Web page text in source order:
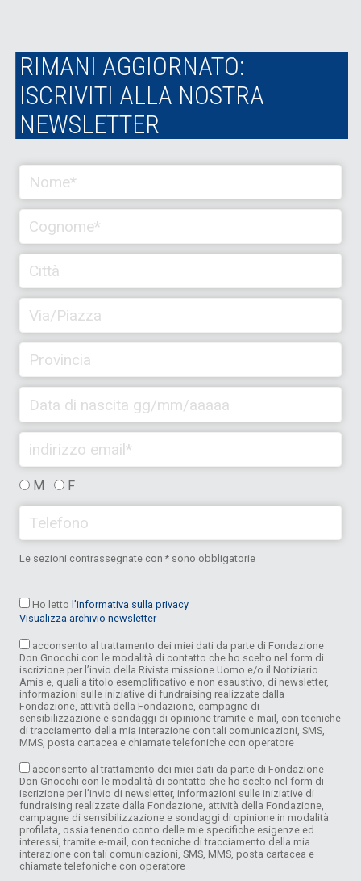
RIMANI AGGIORNATO:
ISCRIVITI ALLA NOSTRA
NEWSLETTER
M F
Le sezioni contrassegnate con * sono obbligatorie
Ho letto l’informativa sulla privacy
Visualizza archivio newsletter
acconsento al trattamento dei miei dati da parte di Fondazione
Don Gnocchi con le modalità di contatto che ho scelto nel form di
iscrizione per l’invio della Rivista missione Uomo e/o il Notiziario
Amis e, quali a titolo esemplificativo e non esaustivo, di newsletter,
informazioni sulle iniziative di fundraising realizzate dalla
Fondazione, attività della Fondazione, campagne di
sensibilizzazione e sondaggi di opinione tramite e-mail, con tecniche
di tracciamento della mia interazione con tali comunicazioni, SMS,
MMS, posta cartacea e chiamate telefoniche con operatore
acconsento al trattamento dei miei dati da parte di Fondazione
Don Gnocchi con le modalità di contatto che ho scelto nel form di
iscrizione per l’invio di newsletter, informazioni sulle iniziative di
fundraising realizzate dalla Fondazione, attività della Fondazione,
campagne di sensibilizzazione e sondaggi di opinione in modalità
profilata, ossia tenendo conto delle mie specifiche esigenze ed
interessi, tramite e-mail, con tecniche di tracciamento della mia
interazione con tali comunicazioni, SMS, MMS, posta cartacea e
chiamate telefoniche con operatore